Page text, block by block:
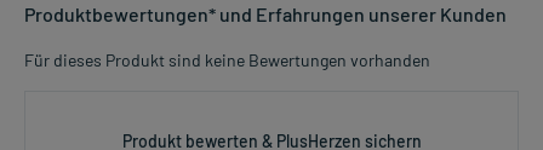
Produktbewertungen* und Erfahrungen unserer Kunden
Für dieses Produkt sind keine Bewertungen vorhanden
Produkt bewerten & PlusHerzen sichern